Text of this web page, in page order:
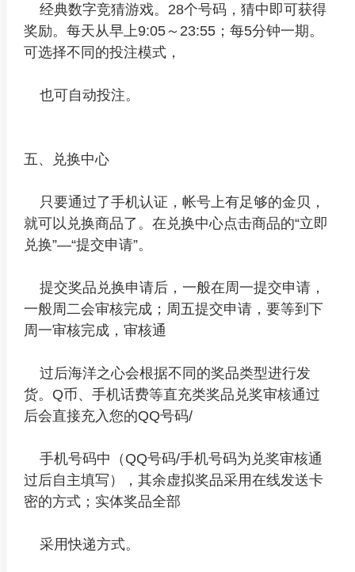
经典数字竞猜游戏。28个号码，猜中即可获得
奖励。每天从早上9:05～23:55；每5分钟一期。
可选择不同的投注模式，
也可自动投注。
五、兑换中心
只要通过了手机认证，帐号上有足够的金贝，
就可以兑换商品了。在兑换中心点击商品的“立即
兑换”—“提交申请”。
提交奖品兑换申请后，一般在周一提交申请，
一般周二会审核完成；周五提交申请，要等到下
周一审核完成，审核通
过后海洋之心会根据不同的奖品类型进行发
货。Q币、手机话费等直充类奖品兑奖审核通过
后会直接充入您的QQ号码/
手机号码中（QQ号码/手机号码为兑奖审核通
过后自主填写），其余虚拟奖品采用在线发送卡
密的方式；实体奖品全部
采用快递方式。